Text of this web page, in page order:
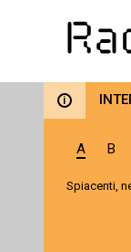
i
A B
Spiacenti,